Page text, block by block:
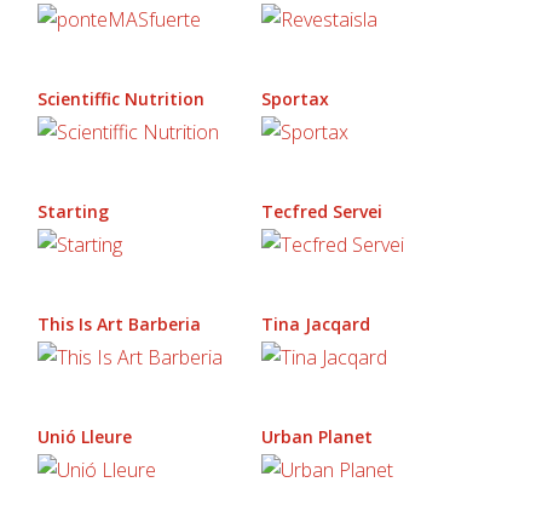
Scientiffic Nutrition Sportax
Starting Tecfred Servei
This Is Art Barberia Tina Jacqard
Unió Lleure Urban Planet